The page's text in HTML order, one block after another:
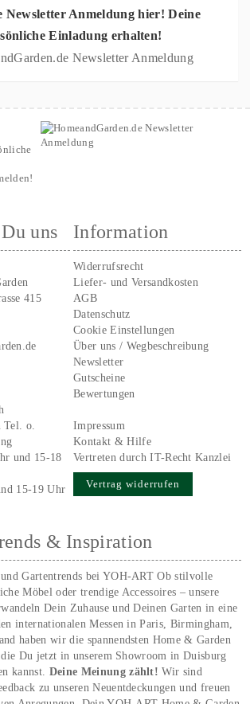
Newsletter Anmeldung hier! Deine
Einladung erhalten!
uns
415
o.
und 15-18
15-19 Uhr
Information
Widerrufsrecht
Liefer- und Versandkosten
AGB
Datenschutz
Cookie Einstellungen
Über uns / Wegbeschreibung
Newsletter
Gutscheine
Bewertungen
Impressum
Kontakt & Hilfe
Vertreten durch IT-Recht Kanzlei
Vertrag widerrufen
& Inspiration
Gartentrends bei YOH‑ART Ob stilvolle
Möbel oder trendige Accessoires – unsere
Dein Zuhause und Deinen Garten in eine
internationalen Messen in Paris, Birmingham,
haben wir die spannendsten Home & Garden
Du jetzt in unserem Showroom in Duisburg
kannst. Deine Meinung zählt!Wir sind
zu unseren Neuentdeckungen und freuen